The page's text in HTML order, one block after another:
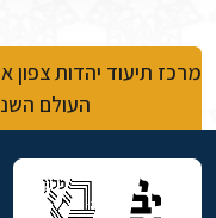
מרכז תיעוד יהדות
העולם